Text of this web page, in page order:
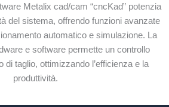
Metalix cad/cam “cncKad” potenzia
del sistema, offrendo funzioni avanzate
automatico e simulazione. La
e software permette un controllo
di taglio, ottimizzando l’efficienza e la
produttività.